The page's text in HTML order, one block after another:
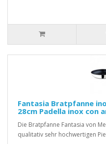
Fantasia Bratpfanne
28cm Padella inox con
Die Bratpfanne Fantasia von
qualitativ sehr hochwertigen